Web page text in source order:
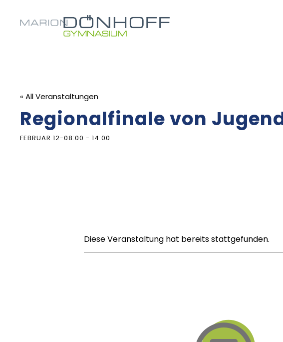
« All Veranstaltungen
Regionalfinale von
FEBRUAR 12-08:00 - 14:00
Diese Veranstaltung hat bereits stattgefunden.